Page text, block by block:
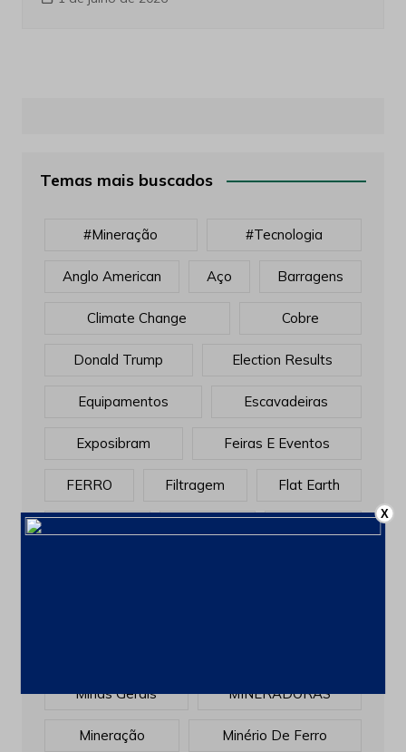
Temas mais buscados
#mineração #tecnologia
Anglo American Aço Barragens
Climate Change Cobre
Donald Trump Election Results
Equipamentos Escavadeiras
Exposibram Feiras E Eventos
FERRO Filtragem Flat Earth
Minas Gerais MINERADORAS
Mineração Minério De Ferro
X